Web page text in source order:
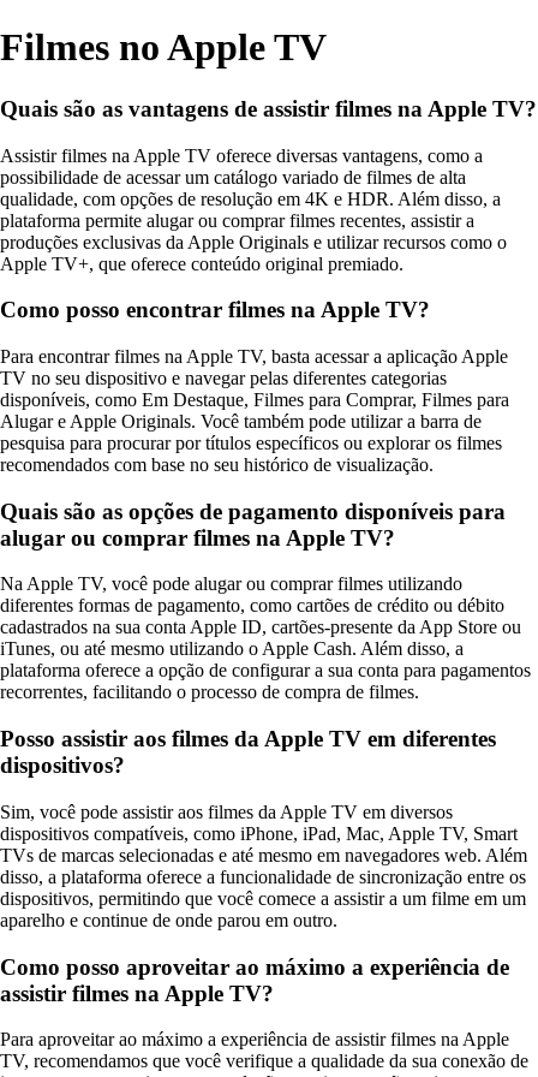
Filmes no Apple TV
Quais são as vantagens de assistir filmes na Apple TV?
Assistir filmes na Apple TV oferece diversas vantagens, como a
possibilidade de acessar um catálogo variado de filmes de alta
qualidade, com opções de resolução em 4K e HDR. Além disso, a
plataforma permite alugar ou comprar filmes recentes, assistir a
produções exclusivas da Apple Originals e utilizar recursos como o
Apple TV+, que oferece conteúdo original premiado.
Como posso encontrar filmes na Apple TV?
Para encontrar filmes na Apple TV, basta acessar a aplicação Apple
TV no seu dispositivo e navegar pelas diferentes categorias
disponíveis, como Em Destaque, Filmes para Comprar, Filmes para
Alugar e Apple Originals. Você também pode utilizar a barra de
pesquisa para procurar por títulos específicos ou explorar os filmes
recomendados com base no seu histórico de visualização.
Quais são as opções de pagamento disponíveis para
alugar ou comprar filmes na Apple TV?
Na Apple TV, você pode alugar ou comprar filmes utilizando
diferentes formas de pagamento, como cartões de crédito ou débito
cadastrados na sua conta Apple ID, cartões-presente da App Store ou
iTunes, ou até mesmo utilizando o Apple Cash. Além disso, a
plataforma oferece a opção de configurar a sua conta para pagamentos
recorrentes, facilitando o processo de compra de filmes.
Posso assistir aos filmes da Apple TV em diferentes
dispositivos?
Sim, você pode assistir aos filmes da Apple TV em diversos
dispositivos compatíveis, como iPhone, iPad, Mac, Apple TV, Smart
TVs de marcas selecionadas e até mesmo em navegadores web. Além
disso, a plataforma oferece a funcionalidade de sincronização entre os
dispositivos, permitindo que você comece a assistir a um filme em um
aparelho e continue de onde parou em outro.
Como posso aproveitar ao máximo a experiência de
assistir filmes na Apple TV?
Para aproveitar ao máximo a experiência de assistir filmes na Apple
TV, recomendamos que você verifique a qualidade da sua conexão de